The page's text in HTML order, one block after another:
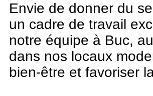
Envie de donner du
un cadre de travail
notre équipe à Buc,
dans nos locaux
bien-être et favoriser